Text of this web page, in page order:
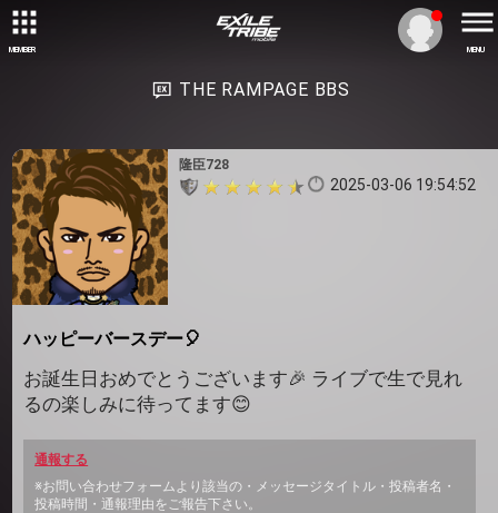
MEMBER MENU
THE RAMPAGE BBS
隆臣728
2025-03-06 19:54:52
ハッピーバースデー🎈
お誕生日おめでとうございます🎉 ライブで生で見れ
るの楽しみに待ってます😊
通報する
※お問い合わせフォームより該当の・メッセージタイトル・投稿者名・
投稿時間・通報理由をご報告下さい。